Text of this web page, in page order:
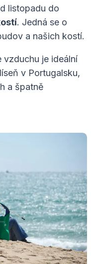
listopadu do
. Jedná se o
a našich kostí.
vzduchu je ideální
v Portugalsku,
a špatně